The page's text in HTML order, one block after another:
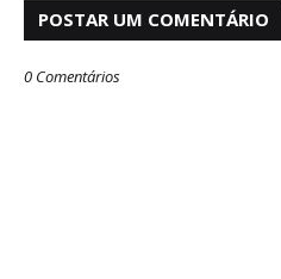
POSTAR UM COMENTÁRIO
0 Comentários